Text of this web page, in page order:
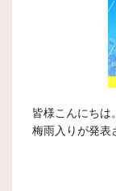
皆様こんにちは
梅雨入りが発表